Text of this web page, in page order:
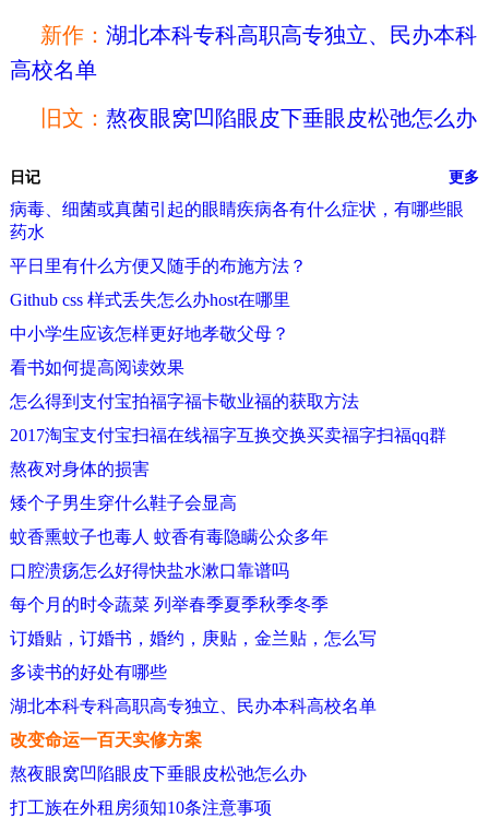
新作： 湖北本科专科高职高专独立、民办本科
高校名单
旧文： 熬夜眼窝凹陷眼皮下垂眼皮松弛怎么办
日记 更多
病毒、细菌或真菌引起的眼睛疾病各有什么症状，有哪些眼
药水
平日里有什么方便又随手的布施方法？
Github css 样式丢失怎么办host在哪里
中小学生应该怎样更好地孝敬父母？
看书如何提高阅读效果
怎么得到支付宝拍福字福卡敬业福的获取方法
2017淘宝支付宝扫福在线福字互换交换买卖福字扫福qq群
熬夜对身体的损害
矮个子男生穿什么鞋子会显高
蚊香熏蚊子也毒人 蚊香有毒隐瞒公众多年
口腔溃疡怎么好得快盐水漱口靠谱吗
每个月的时令蔬菜 列举春季夏季秋季冬季
订婚贴，订婚书，婚约，庚贴，金兰贴，怎么写
多读书的好处有哪些
湖北本科专科高职高专独立、民办本科高校名单
改变命运一百天实修方案
熬夜眼窝凹陷眼皮下垂眼皮松弛怎么办
打工族在外租房须知10条注意事项